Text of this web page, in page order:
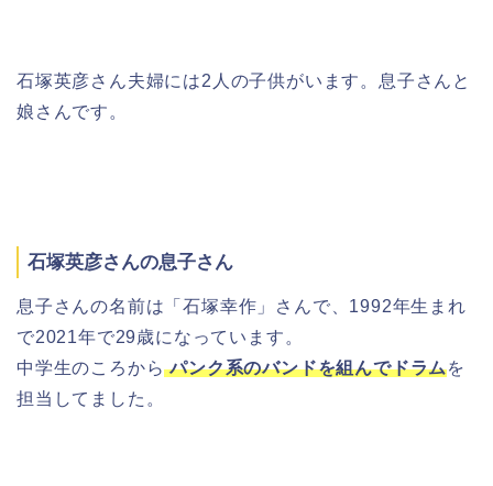
石塚英彦さん夫婦には2人の子供がいます。息子さんと
娘さんです。
石塚英彦さんの息子さん
息子さんの名前は「石塚幸作」さんで、1992年生まれ
で2021年で29歳になっています。
中学生のころからパンク系のバンドを組んでドラムを
担当してました。